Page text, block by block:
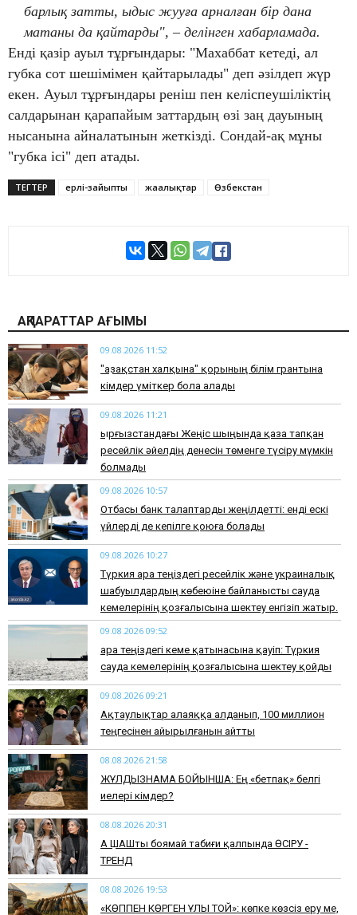
барлық затты, ыдыс жууға арналған бір дана
матаны да қайтарды", – делінген хабарламада.
Енді қазір ауыл тұрғындары: "Махаббат кетеді, ал
губка сот шешімімен қайтарылады" деп әзілдеп жүр
екен. Ауыл тұрғындары реніш пен келіспеушіліктің
салдарынан қарапайым заттардың өзі заң дауының
нысанына айналатынын жеткізді. Сондай-ақ мұны
"губка ісі" деп атады.
ТЕГТЕР ерлі-зайыпты жаңалықтар Өзбекстан
АҚПАРАТТАР АҒЫМЫ
09.08.2026 11:52
"Қазақстан халқына" қорының білім грантына
кімдер үміткер бола алады
09.08.2026 11:21
Қырғызстандағы Жеңіс шыңында қаза тапқан
ресейлік әйелдің денесін төменге түсіру мүмкін
болмады
09.08.2026 10:57
Отбасы банк талаптарды жеңілдетті: енді ескі
үйлерді де кепілге қоюға болады
09.08.2026 10:27
Түркия Қара теңіздегі ресейлік және украиналық
шабуылдардың көбеюіне байланысты сауда
кемелерінің қозғалысына шектеу енгізіп жатыр.
09.08.2026 09:52
Қара теңіздегі кеме қатынасына қауіп: Түркия
сауда кемелерінің қозғалысына шектеу қойды
09.08.2026 09:21
Ақтаулықтар алаяққа алданып, 100 миллион
теңгесінен айырылғанын айтты
08.08.2026 21:58
ЖҰЛДЫЗНАМА БОЙЫНША: Ең «бетпақ» белгі
иелері кімдер?
08.08.2026 20:31
АҚ ШАШты боямай табиғи қалпында ӨСІРУ -
ТРЕНД
08.08.2026 19:53
​«КӨППЕН КӨРГЕН ҰЛЫ ТОЙ»: көпке көзсіз еру ме,